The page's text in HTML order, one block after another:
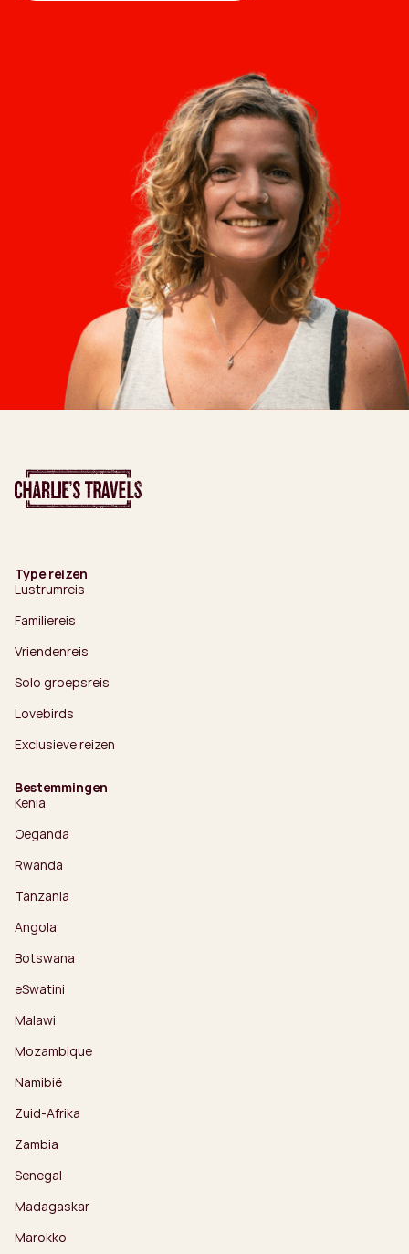
Type reizen
Lustrumreis
Familiereis
Vriendenreis
Solo groepsreis
Lovebirds
Exclusieve reizen
Bestemmingen
Kenia
Oeganda
Rwanda
Tanzania
Angola
Botswana
eSwatini
Malawi
Mozambique
Namibië
Zuid-Afrika
Zambia
Senegal
Madagaskar
Marokko